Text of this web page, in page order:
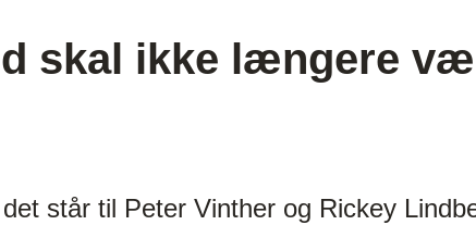
skal ikke længere
står til Peter Vinther og Rickey